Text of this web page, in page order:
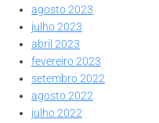
agosto 2023
julho 2023
abril 2023
fevereiro 2023
setembro 2022
agosto 2022
julho 2022